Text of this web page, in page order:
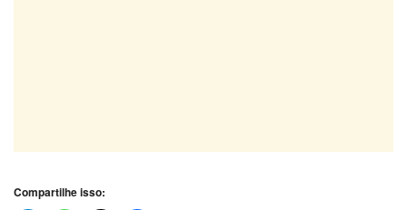
Compartilhe isso: